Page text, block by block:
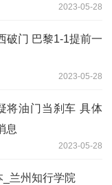
2023-05-28
破门 巴黎1-1提前一
2023-05-28
将油门当刹车 具体
息
2023-05-28
兰州知行学院